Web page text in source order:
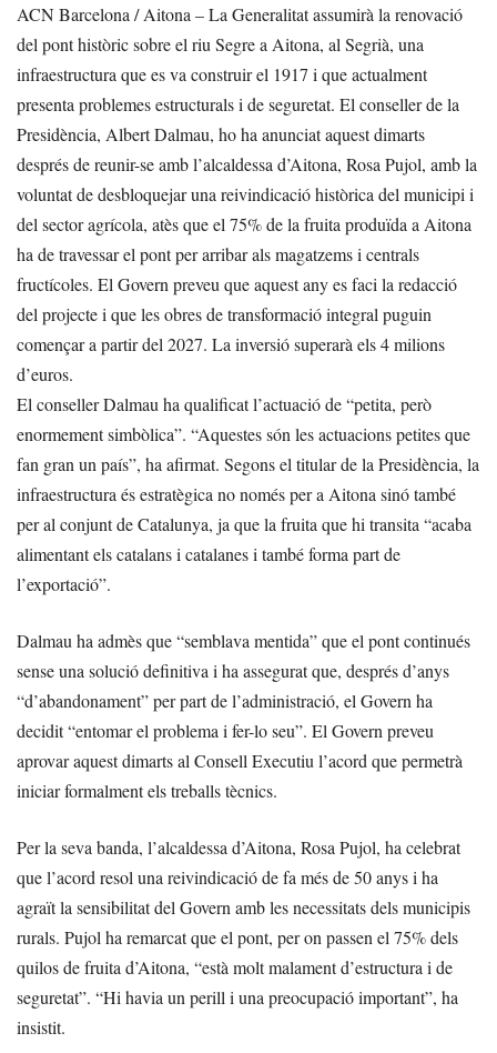
ACN Barcelona / Aitona – La Generalitat assumirà la renovació
del pont històric sobre el riu Segre a Aitona, al Segrià, una
infraestructura que es va construir el 1917 i que actualment
presenta problemes estructurals i de seguretat. El conseller de la
Presidència, Albert Dalmau, ho ha anunciat aquest dimarts
després de reunir-se amb l’alcaldessa d’Aitona, Rosa Pujol, amb la
voluntat de desbloquejar una reivindicació històrica del municipi i
del sector agrícola, atès que el 75% de la fruita produïda a Aitona
ha de travessar el pont per arribar als magatzems i centrals
fructícoles. El Govern preveu que aquest any es faci la redacció
del projecte i que les obres de transformació integral puguin
començar a partir del 2027. La inversió superarà els 4 milions
d’euros.
El conseller Dalmau ha qualificat l’actuació de “petita, però
enormement simbòlica”. “Aquestes són les actuacions petites que
fan gran un país”, ha afirmat. Segons el titular de la Presidència, la
infraestructura és estratègica no només per a Aitona sinó també
per al conjunt de Catalunya, ja que la fruita que hi transita “acaba
alimentant els catalans i catalanes i també forma part de
l’exportació”.
Dalmau ha admès que “semblava mentida” que el pont continués
sense una solució definitiva i ha assegurat que, després d’anys
“d’abandonament” per part de l’administració, el Govern ha
decidit “entomar el problema i fer-lo seu”. El Govern preveu
aprovar aquest dimarts al Consell Executiu l’acord que permetrà
iniciar formalment els treballs tècnics.
Per la seva banda, l’alcaldessa d’Aitona, Rosa Pujol, ha celebrat
que l’acord resol una reivindicació de fa més de 50 anys i ha
agraït la sensibilitat del Govern amb les necessitats dels municipis
rurals. Pujol ha remarcat que el pont, per on passen el 75% dels
quilos de fruita d’Aitona, “està molt malament d’estructura i de
seguretat”. “Hi havia un perill i una preocupació important”, ha
insistit.